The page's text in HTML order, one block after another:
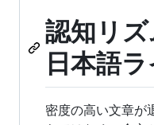
認知リ
日本語
密度の高い文章が